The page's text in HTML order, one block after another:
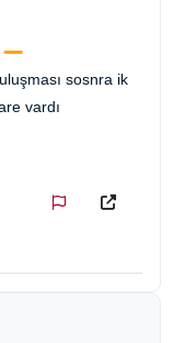
sosnra ik
vardı